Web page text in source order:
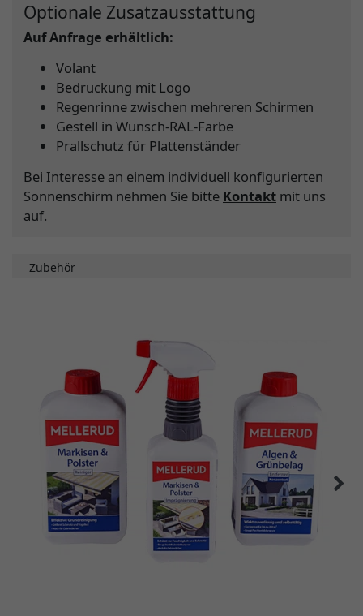
Optionale Zusatzausstattung
Auf Anfrage erhältlich:
Volant
Bedruckung mit Logo
Regenrinne zwischen mehreren Schirmen
Gestell in Wunsch-RAL-Farbe
Prallschutz für Plattenständer
Bei Interesse an einem individuell konfigurierten
Sonnenschirm nehmen Sie bitte Kontakt mit uns
auf.
Zubehör